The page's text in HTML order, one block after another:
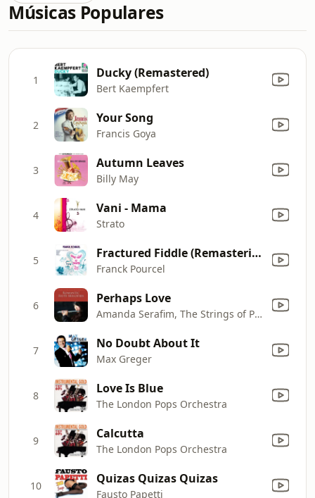
Músicas Populares
1 Ducky (Remastered)
Bert Kaempfert
2 Your Song
Francis Goya
3 Autumn Leaves
Billy May
4 Vani - Mama
Strato
5 Fractured Fiddle (Remasterisé en 2016)
Franck Pourcel
6 Perhaps Love
Amanda Serafim, The Strings of Paris & Jean Paul de la Tour
7 No Doubt About It
Max Greger
8 Love Is Blue
The London Pops Orchestra
9 Calcutta
The London Pops Orchestra
10 Quizas Quizas Quizas
Fausto Papetti